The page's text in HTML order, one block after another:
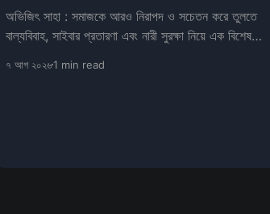
অভিজিৎ সাহা : সমাজকে আরও নিরাপদ ও সচেতন করে তুলতে
বাল্যবিবাহ, সাইবার প্রতারণা এবং নারী সুরক্ষা নিয়ে এক বিশেষ
৭ আগ ২০২৬1 min read